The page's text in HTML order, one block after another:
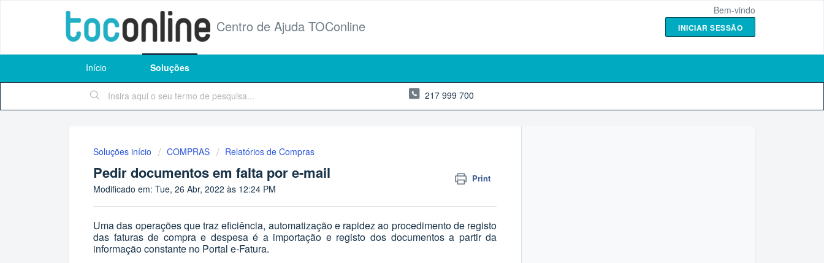
Centro de Ajuda TOConline
Bem-vindo
INICIAR SESSÃO
Início Soluções
217 999 700
Soluções início COMPRAS Relatórios de Compras
Pedir documentos em falta por e-mail Print
Modificado em: Tue, 26 Abr, 2022 às 12:24 PM
Uma das operações que traz eficiência, automatização e rapidez ao procedimento de registo
das faturas de compra e despesa é a importação e registo dos documentos a partir da
informação constante no Portal e-Fatura.